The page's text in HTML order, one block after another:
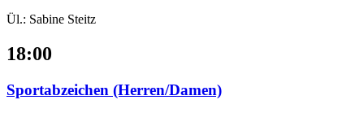
Ül.: Sabine Steitz
18:00
Sportabzeichen (Herren/Damen)